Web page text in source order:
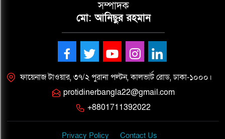
সম্পাদক
মো: আনিছুর রহমান
ফায়েনাজ টাওয়ার, ৩৭/২ পুরানা পল্টন, কালভার্ট রোড, ঢাকা-১০০০।
protidinerbangla22@gmail.com
+8801711392022
Privacy Policy Contact Us